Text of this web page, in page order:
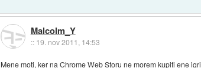
Malcolm_Y
:: 19. nov 2011, 14:53
Mene moti, ker na Chrome Web Storu ne morem kupiti ene